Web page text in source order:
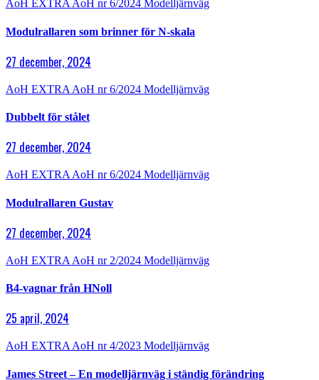
AoH EXTRA AoH nr 6/2024 Modelljärnväg
Modulrallaren som brinner för N-skala
27 december, 2024
AoH EXTRA AoH nr 6/2024 Modelljärnväg
Dubbelt för stålet
27 december, 2024
AoH EXTRA AoH nr 6/2024 Modelljärnväg
Modulrallaren Gustav
27 december, 2024
AoH EXTRA AoH nr 2/2024 Modelljärnväg
B4-vagnar från HNoll
25 april, 2024
AoH EXTRA AoH nr 4/2023 Modelljärnväg
James Street – En modelljärnväg i ständig förändring